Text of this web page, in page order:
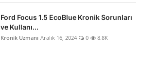
Ford Focus 1.5 EcoBlue Kronik Sorunları
ve Kullanı...
Kronik Uzmanı Aralık 16, 2024 0 8.8K